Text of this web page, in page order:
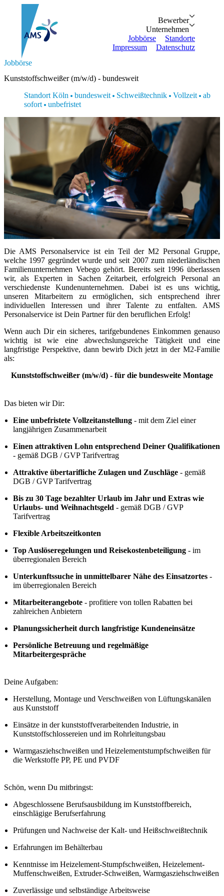
BewerberBewerber
Vorteile
Unternehmen
Unternehmen
Personalanfrage
Jobbörse
Standorte
Impressum
Datenschutz
Suche...
Bewerber
Jobbörse
Standorte
Datenschutz
Zurück
Vorteile
Initiativbewerbung
Zurück
Personalanfrage
Jobbörse
Kunststoffschweißer (m/w/d) - bundesweit
Standort Köln
bundesweit Schweißtechnik Vollzeit
ab
sofort
unbefristet
Die AMS Personalservice ist ein Teil der M2 Personal Gruppe,
welche 1997 gegründet wurde und seit 2007 zum niederländischen
Familienunternehmen Vebego gehört. Bereits seit 1996 überlassen
wir, als Experten in Sachen Zeitarbeit, erfolgreich Personal an
verschiedenste Kundenunternehmen. Dabei ist es uns wichtig,
unseren Mitarbeitern zu ermöglichen, sich entsprechend ihrer
individuellen Interessen und ihrer Talente zu entfalten. AMS
Personalservice ist Dein Partner für den beruflichen Erfolg!
Wenn auch Dir ein sicheres, tarifgebundenes Einkommen genauso
wichtig ist wie eine abwechslungsreiche Tätigkeit und eine
langfristige Perspektive, dann bewirb Dich jetzt in der M2-Familie
als:
Kunststoffschweißer (m/w/d) - für die bundesweite Montage
Das bieten wir Dir:
Eine unbefristete Vollzeitanstellung - mit dem Ziel einer
langjährigen Zusammenarbeit
Einen attraktiven Lohn entsprechend Deiner Qualifikationen
- gemäß DGB / GVP Tarifvertrag
Attraktive übertarifliche Zulagen und Zuschläge - gemäß
DGB / GVP Tarifvertrag
Bis zu 30 Tage bezahlter Urlaub im Jahr und Extras wie
Urlaubs- und Weihnachtsgeld - gemäß DGB / GVP
Tarifvertrag
Flexible Arbeitszeitkonten
Top Auslöseregelungen und Reisekostenbeteiligung - im
überregionalen Bereich
Unterkunftssuche in unmittelbarer Nähe des Einsatzortes -
im überregionalen Bereich
Mitarbeiterangebote - profitiere von tollen Rabatten bei
zahlreichen Anbietern
Planungssicherheit durch langfristige Kundeneinsätze
Persönliche Betreuung und regelmäßige
Mitarbeitergespräche
Deine Aufgaben:
Herstellung, Montage und Verschweißen von Lüftungskanälen
aus Kunststoff
Einsätze in der kunststoffverarbeitenden Industrie, in
Kunststoffschlossereien und im Rohrleitungsbau
Warmgasziehschweißen und Heizelementstumpfschweißen für
die Werkstoffe PP, PE und PVDF
Schön, wenn Du mitbringst:
Abgeschlossene Berufsausbildung im Kunststoffbereich,
einschlägige Berufserfahrung
Prüfungen und Nachweise der Kalt- und Heißschweißtechnik
Erfahrungen im Behälterbau
Kenntnisse im Heizelement-Stumpfschweißen, Heizelement-
Muffenschweißen, Extruder-Schweißen, Warmgasziehschweißen
Zuverlässige und selbständige Arbeitsweise